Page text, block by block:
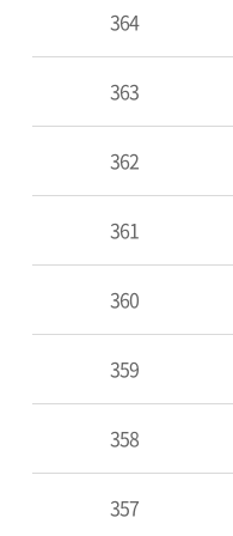
364
363
362
361
360
359
358
357